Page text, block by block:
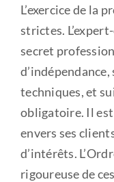
L’exercice de la
strictes.
secret
techniques, et
obligatoire. Il
envers ses
d’intérêts.
rigoureuse de